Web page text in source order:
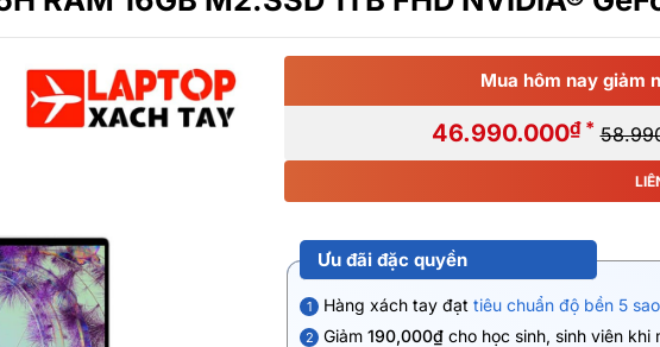
Mua hôm nay giảm
46.990.000₫ *
Ưu đãi đặc quyền
1 Hàng xách tay đạt tiêu chuẩn độ bền 5 sao
2 Giảm 190,000₫ cho học sinh, sinh viên khi